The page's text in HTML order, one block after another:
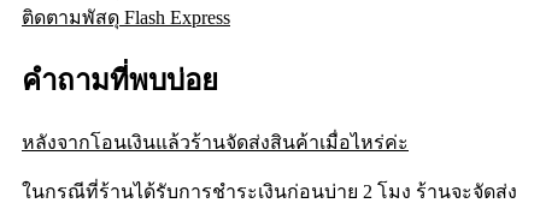
ติดตามพัสดุ Flash Express
คำถามที่พบบ่อย
หลังจากโอนเงินแล้วร้านจัดส่งสินค้าเมื่อไหร่ค่ะ
ในกรณีที่ร้านได้รับการชำระเงินก่อนบ่าย 2 โมง ร้านจะจัดส่ง